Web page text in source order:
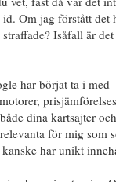
Om jag förstått det
Isåfall är
har börjat ta i med
dina kartsajter och
för mig som
har unikt